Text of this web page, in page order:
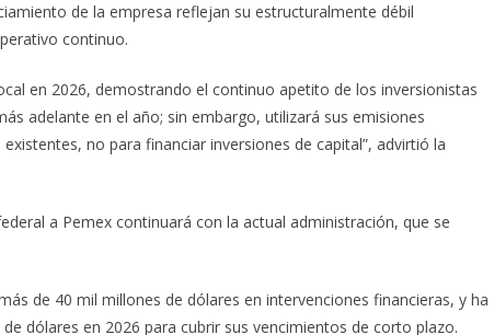
de la empresa reflejan su estructuralmente débil
continuo.
en 2026, demostrando el continuo apetito de los inversionistas
adelante en el año; sin embargo, utilizará sus emisiones
no para financiar inversiones de capital”, advirtió la
a Pemex continuará con la actual administración, que se
de 40 mil millones de dólares en intervenciones financieras, y ha
dólares en 2026 para cubrir sus vencimientos de corto plazo.